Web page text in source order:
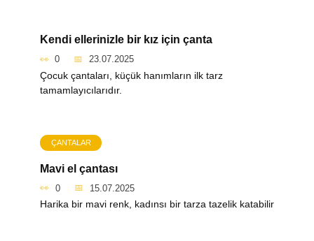
Kendi ellerinizle bir kız için çanta
0 23.07.2025
Çocuk çantaları, küçük hanımların ilk tarz
tamamlayıcılarıdır.
ÇANTALAR
Mavi el çantası
0 15.07.2025
Harika bir mavi renk, kadınsı bir tarza tazelik katabilir